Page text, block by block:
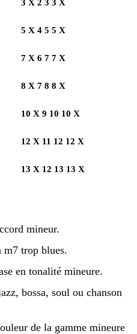
3 X 2 3 3 X
5 X 4 5 5 X
7 X 6 7 7 X
8 X 7 8 8 X
10 X 9 10 10 X
12 X 11 12 12 X
13 X 12 13 13 X
mineur.
m7 trop blues.
en tonalité mineure.
bossa, soul ou chanson
de la gamme mineure